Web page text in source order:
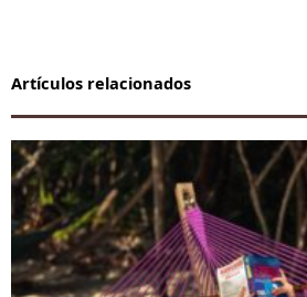
Artículos relacionados